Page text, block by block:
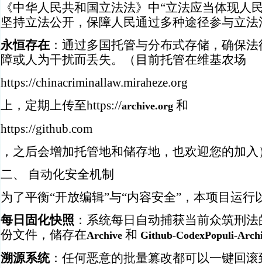
《中华人民共和国立法法》中“立法应当体现人
坚持立法公开，保障人民通过多种途径参与立法
永恒存在 ：通过多国托管与分布式存储，确保
障或人为干扰而丢失。（目前托管在维基农场
https://chinacriminallaw.miraheze.org
上，定期上传至https://archive.org 和
https://github.com
，之后会增加托管地和储存地，也欢迎您的加入
二、 自动化安全机制
为了平衡“开放编辑”与“内容安全”，本项目运行
每日固化快照 ：系统每日自动捕获当前众筑刑
份文件，储存在Archive 和 Github-CodexPopuli-
溯源系统：任何恶意的批量篡改都可以一键回